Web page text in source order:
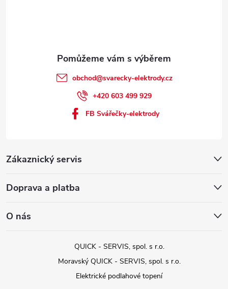
Zákaznický servis
Doprava a platba
O nás
obchod@svarecky-elektrody.cz
+420 603 499 929
FB Svářečky-elektrody
QUICK - SERVIS, spol. s r.o.
Moravský QUICK - SERVIS, spol. s r.o.
Elektrické podlahové topení